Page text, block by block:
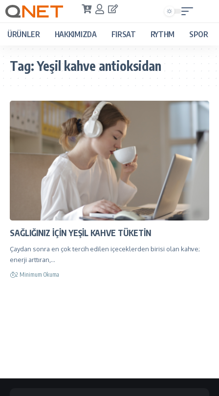
ÜRÜNLER HAKKIMIZDA FIRSAT RYTHM SPOR
Tag:Yeşil kahve antioksidan
SAĞLIĞINIZ İÇİN YEŞİL KAHVE TÜKETİN
Çaydan sonra en çok tercih edilen içeceklerden birisi olan kahve;
enerji arttıran,…
2 Minimum Okuma